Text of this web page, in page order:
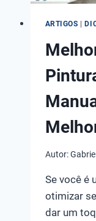
ARTIGOS |
Autor:
Se você é
otimizar
dar um